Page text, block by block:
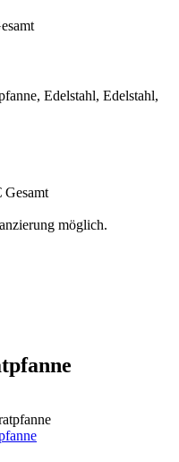
Edelstahl, Edelstahl,
Gesamt
möglich.